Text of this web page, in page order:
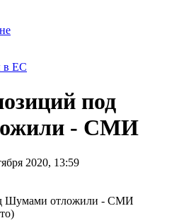
в ЕС
под
- СМИ
2020, 13:59